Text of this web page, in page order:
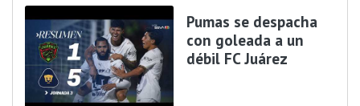
Pumas se despacha
con goleada a un
débil FC Juárez